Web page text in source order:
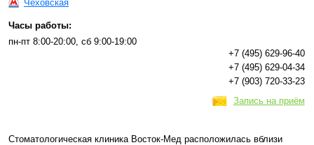
Чеховская
Часы работы:
пн-пт 8:00-20:00, сб 9:00-19:00
+7 (495) 629-96-40
+7 (495) 629-04-34
+7 (903) 720-33-23
Запись на приём
Стоматологическая клиника Восток-Мед расположилась вблизи